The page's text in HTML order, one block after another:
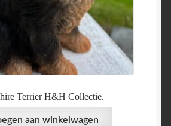
Terrier H&H Collectie.
aan winkelwagen